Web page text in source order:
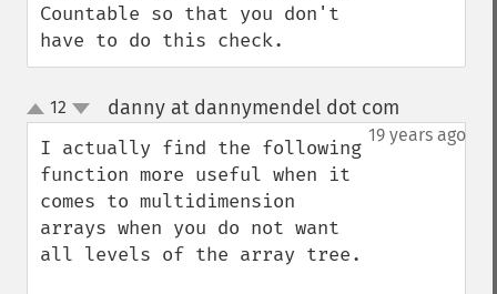
Countable so that you don't
have to do this check.
up
down
12 danny at dannymendel dot com
19 years ago
I actually find the following
function more useful when it
comes to multidimension
arrays when you do not want
all levels of the array tree.